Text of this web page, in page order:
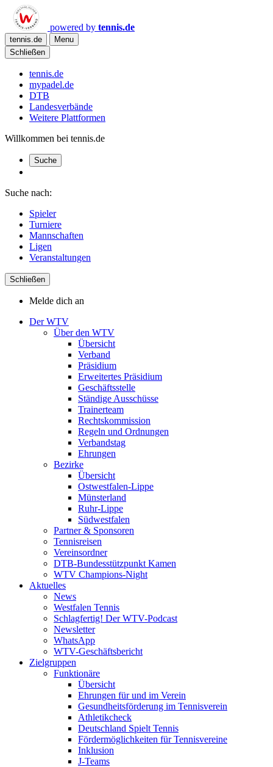
powered by tennis.de
tennis.de
Menu
Schließen
tennis.de
mypadel.de
DTB
Landesverbände
Weitere Plattformen
Willkommen bei tennis.de
Suche
Suche nach:
Spieler
Turniere
Mannschaften
Ligen
Veranstaltungen
Schließen
Melde dich an
Der WTV
Über den WTV
Übersicht
Verband
Präsidium
Erweitertes Präsidium
Geschäftsstelle
Ständige Ausschüsse
Trainerteam
Rechtskommission
Regeln und Ordnungen
Verbandstag
Ehrungen
Bezirke
Übersicht
Ostwestfalen-Lippe
Münsterland
Ruhr-Lippe
Südwestfalen
Partner & Sponsoren
Tennisreisen
Vereinsordner
DTB-Bundesstützpunkt Kamen
WTV Champions-Night
Aktuelles
News
Westfalen Tennis
Schlagfertig! Der WTV-Podcast
Newsletter
WhatsApp
WTV-Geschäftsbericht
Zielgruppen
Funktionäre
Übersicht
Ehrungen für und im Verein
Gesundheitsförderung im Tennisverein
Athletikcheck
Deutschland Spielt Tennis
Fördermöglichkeiten für Tennisvereine
Inklusion
J-Teams